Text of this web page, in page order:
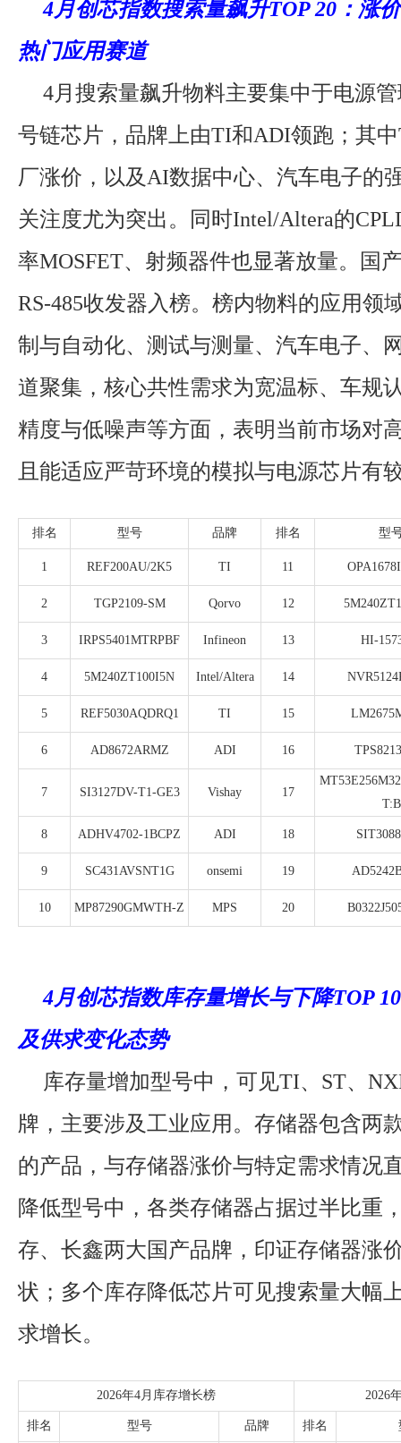
4月创芯指数搜索量飙升TOP 20：涨
热门应用赛道
4月搜索量飙升物料主要集中于电源
号链芯片，品牌上由TI和ADI领跑；其
厂涨价，以及AI数据中心、汽车电子的
关注度尤为突出。同时Intel/Altera的
率MOSFET、射频器件也显著放量。国
RS-485收发器入榜。榜内物料的应用领
制与自动化、测试与测量、汽车电子、
道聚集，核心共性需求为宽温标、车规
精度与低噪声等方面，表明当前市场对
且能适应严苛环境的模拟与电源芯片有
排名 型号 品牌 排名 型
1 REF200AU/2K5 TI 11
2 TGP2109-SM Qorvo 12
3 IRPS5401MTRPBF Infineon 13 HI-
4 5M240ZT100I5N Intel/Altera 14
5 REF5030AQDRQ1 TI 15
6 AD8672ARMZ ADI 16
7 SI3127DV-T1-GE3 Vishay 17
T:B
8 ADHV4702-1BCPZ ADI 18
9 SC431AVSNT1G onsemi 19
10 MP87290GMWTH-Z MPS 20
4月创芯指数库存量增长与下降TOP
及供求变化态势
库存量增加型号中，可见TI、ST、
牌，主要涉及工业应用。存储器包含两
的产品，与存储器涨价与特定需求情况
降低型号中，各类存储器占据过半比重
存、长鑫两大国产品牌，印证存储器涨
状；多个库存降低芯片可见搜索量大幅
求增长。
2026年4月库存增长榜 2026
排名 型号 品牌 排名